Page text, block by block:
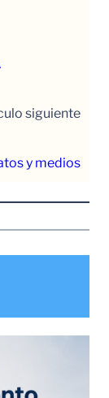
siguiente
y medios